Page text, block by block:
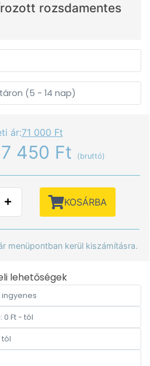
rozsdamentes
(5 - 14 nap)
ár:71 000 Ft
450 Ft (bruttó)
KOSÁRBA
menüpontban kerül kiszámításra.
lehetőségek
Ft - tól
tól